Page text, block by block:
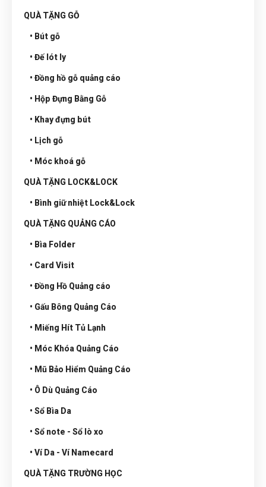
QUÀ TẶNG GỖ
• Bút gỗ
• Đế lót ly
• Đồng hồ gỗ quảng cáo
• Hộp Đựng Bằng Gỗ
• Khay đựng bút
• Lịch gỗ
• Móc khoá gỗ
QUÀ TẶNG LOCK&LOCK
• Bình giữ nhiệt Lock&Lock
QUÀ TẶNG QUẢNG CÁO
• Bìa Folder
• Card Visit
• Đồng Hồ Quảng cáo
• Gấu Bông Quảng Cáo
• Miếng Hít Tủ Lạnh
• Móc Khóa Quảng Cáo
• Mũ Bảo Hiểm Quảng Cáo
• Ô Dù Quảng Cáo
• Sổ Bìa Da
• Sổ note - Sổ lò xo
• Ví Da - Ví Namecard
QUÀ TẶNG TRƯỜNG HỌC